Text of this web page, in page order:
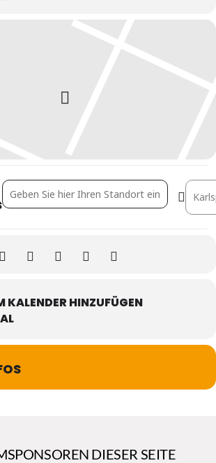
Address - Healthcare Facility Consulting -
KALENDER HINZUFÜGEN
DIESER SEITE